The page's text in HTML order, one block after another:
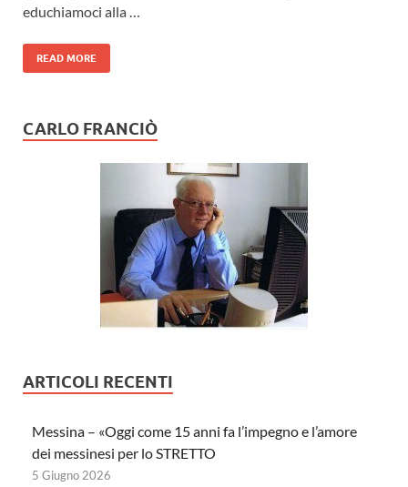
educhiamoci alla …
READ MORE
CARLO FRANCIÒ
ARTICOLI RECENTI
Messina – «Oggi come 15 anni fa l’impegno e l’amore
dei messinesi per lo STRETTO
5 Giugno 2026